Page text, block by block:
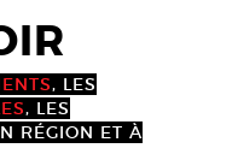
, LES
, LES
RÉGION ET À